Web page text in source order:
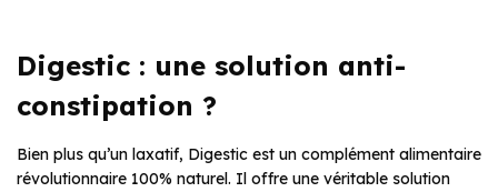
Digestic : une solution anti-
constipation ?
Bien plus qu’un laxatif, Digestic est un complément alimentaire
révolutionnaire 100% naturel. Il offre une véritable solution